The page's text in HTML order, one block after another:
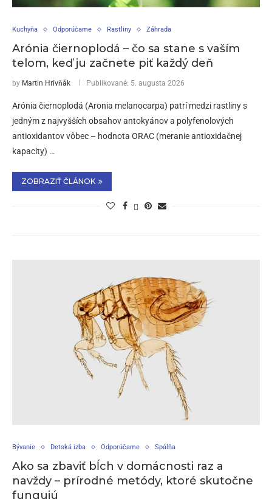
Kuchyňa Odporúčame Rastliny Záhrada
Arónia čiernoplodá – čo sa stane s vaším
telom, keď ju začnete piť každý deň
by Martin Hrivňák Publikované: 5. augusta 2026
Arónia čiernoplodá (Aronia melanocarpa) patrí medzi rastliny s
jedným z najvyšších obsahov antokyánov a polyfenolových
antioxidantov vôbec – hodnota ORAC (meranie antioxidačnej
kapacity) …
ZOBRAZIŤ ČLÁNOK
Bývanie Detská izba Odporúčame Spálňa
Ako sa zbaviť bĺch v domácnosti raz a
navždy – prírodné metódy, ktoré skutočne
fungujú